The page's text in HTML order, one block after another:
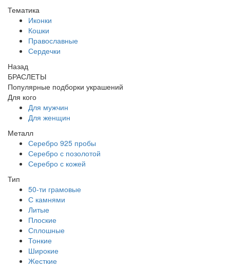
Тематика
Иконки
Кошки
Православные
Сердечки
Назад
БРАСЛЕТЫ
Популярные подборки украшений
Для кого
Для мужчин
Для женщин
Металл
Серебро 925 пробы
Серебро с позолотой
Серебро с кожей
Тип
50-ти грамовые
С камнями
Литые
Плоские
Сплошные
Тонкие
Широкие
Жесткие